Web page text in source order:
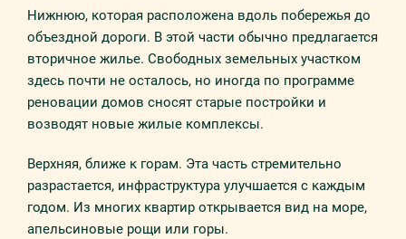
Нижнюю, которая расположена вдоль побережья до
объездной дороги. В этой части обычно предлагается
вторичное жилье. Свободных земельных участком
здесь почти не осталось, но иногда по программе
реновации домов сносят старые постройки и
возводят новые жилые комплексы.
Верхняя, ближе к горам. Эта часть стремительно
разрастается, инфраструктура улучшается с каждым
годом. Из многих квартир открывается вид на море,
апельсиновые рощи или горы.